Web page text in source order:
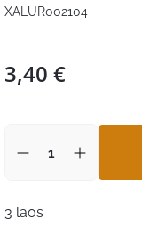
XALUR002104
3,40 €
3 laos